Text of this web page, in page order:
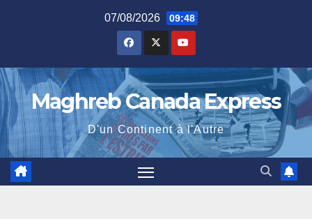
07/08/2026 09:48
Maghreb Canada Express
D'un Continent à l'Autre